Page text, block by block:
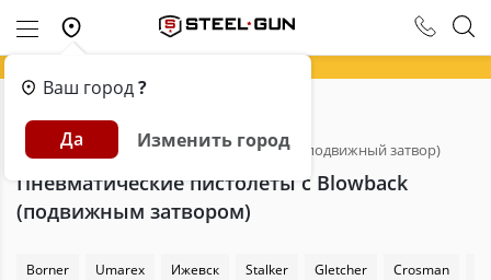
Ваш город?
Да Изменить город
Главная Каталог
Пневматические пистолеты
Блоубэк (подвижный затвор)
Пневматические пистолеты с Blowback
(подвижным затвором)
Borner Umarex Ижевск Stalker Gletcher Crosman